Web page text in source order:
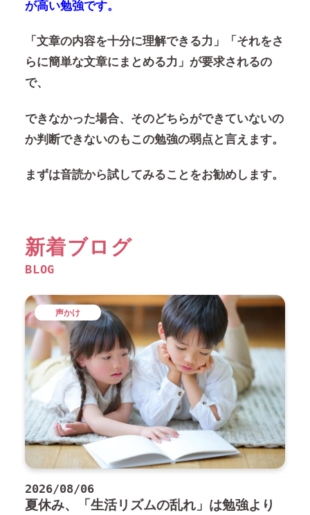
が高い勉強です。
「文章の内容を十分に理解できる力」「それをさ
らに簡単な文章にまとめる力」 が要求されるの
で、
できなかった場合、そのどちらができていないの
か判断できないのもこの勉強の弱点と言えます。
まずは音読から試してみることをお勧めします。
新着ブログ
BLOG
2026/08/06
夏休み、「生活リズムの乱れ」は勉強より
声かけ